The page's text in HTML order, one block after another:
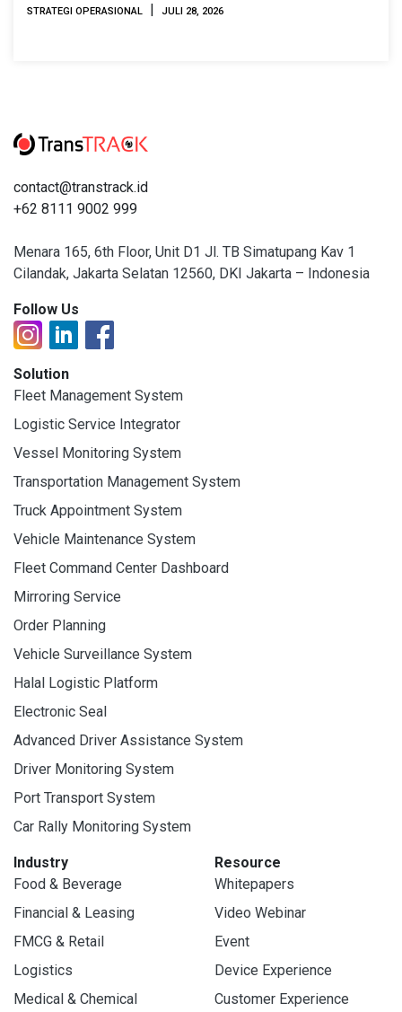
STRATEGI OPERASIONAL | JULI 28, 2026
contact@transtrack.id
+62 8111 9002 999
Menara 165, 6th Floor, Unit D1 Jl. TB Simatupang Kav 1
Cilandak, Jakarta Selatan 12560, DKI Jakarta – Indonesia
Follow Us
Solution
Fleet Management System
Logistic Service Integrator
Vessel Monitoring System
Transportation Management System
Truck Appointment System
Vehicle Maintenance System
Fleet Command Center Dashboard
Mirroring Service
Order Planning
Vehicle Surveillance System
Halal Logistic Platform
Electronic Seal
Advanced Driver Assistance System
Driver Monitoring System
Port Transport System
Car Rally Monitoring System
Industry
Food & Beverage
Financial & Leasing
FMCG & Retail
Logistics
Medical & Chemical
Resource
Whitepapers
Video Webinar
Event
Device Experience
Customer Experience